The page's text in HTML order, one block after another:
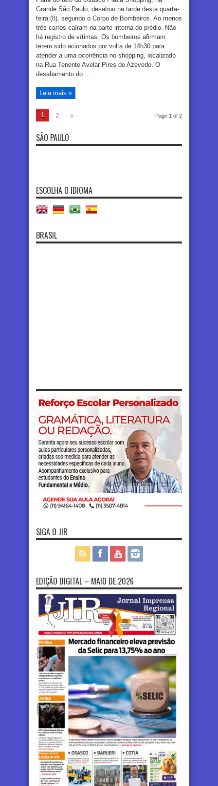
Grande São Paulo, desabou na tarde desta quarta-
feira (8), segundo o Corpo de Bombeiros. Ao menos
três carros caíram na parte interna do prédio. Não
há registro de vítimas. Os bombeiros afirmam
terem sido acionados por volta de 14h30 para
atender a uma ocorrência no shopping, localizado
na Rua Tenente Avelar Pires de Azevedo. O
desabamento do ...
Leia mais »
Page 1 of 2
1 2 »
SÃO PAULO
ESCOLHA O IDIOMA
BRASIL
SIGA O JIR
EDIÇÃO DIGITAL – MAIO DE 2026